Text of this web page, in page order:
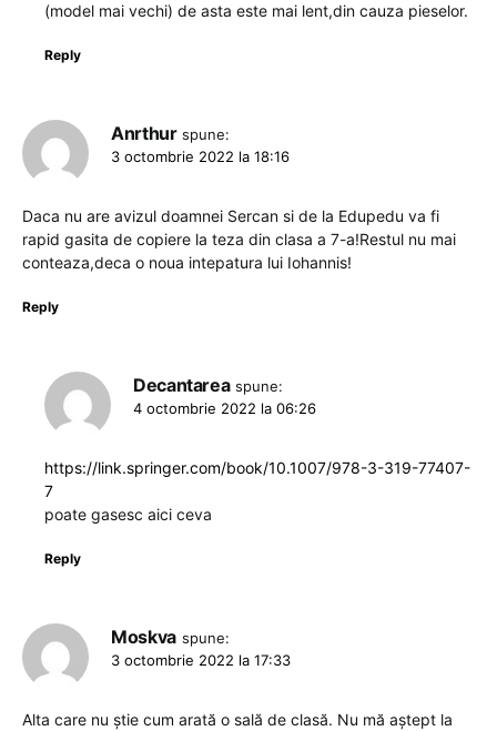
(model mai vechi) de asta este mai lent,din cauza pieselor.
Reply
Anrthur spune:
3 octombrie 2022 la 18:16
Daca nu are avizul doamnei Sercan si de la Edupedu va fi
rapid gasita de copiere la teza din clasa a 7-a!Restul nu mai
conteaza,deca o noua intepatura lui Iohannis!
Reply
Decantarea spune:
4 octombrie 2022 la 06:26
https://link.springer.com/book/10.1007/978-3-319-77407-
7
poate gasesc aici ceva
Reply
Moskva spune:
3 octombrie 2022 la 17:33
Alta care nu știe cum arată o sală de clasă. Nu mă aștept la